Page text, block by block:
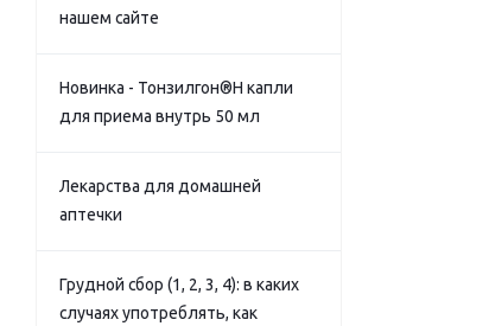
нашем сайте
Новинка - Тонзилгон®Н капли
для приема внутрь 50 мл
Лекарства для домашней
аптечки
Грудной сбор (1, 2, 3, 4): в каких
случаях употреблять, как